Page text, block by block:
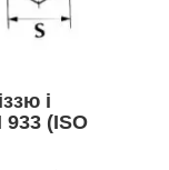
і
(ISO